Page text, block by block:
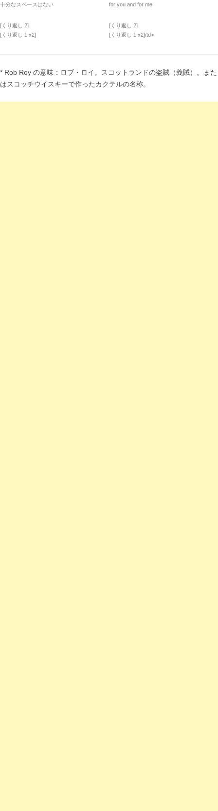
十分なスペースはない
[くり返し 2]
[くり返し 1 x2]
for you and for me
[くり返し 2]
[くり返し 1 x2]/td>
* Rob Roy の意味：ロブ・ロイ。スコットランドの盗賊（義賊）。また
はスコッチウイスキーで作ったカクテルの名称。